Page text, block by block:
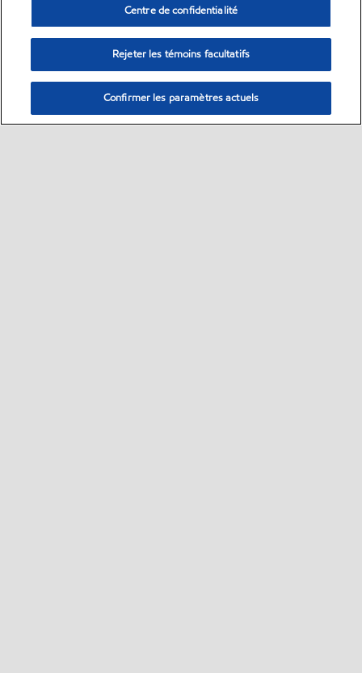
Centre de confidentialité
Rejeter les témoins facultatifs
Confirmer les paramètres actuels